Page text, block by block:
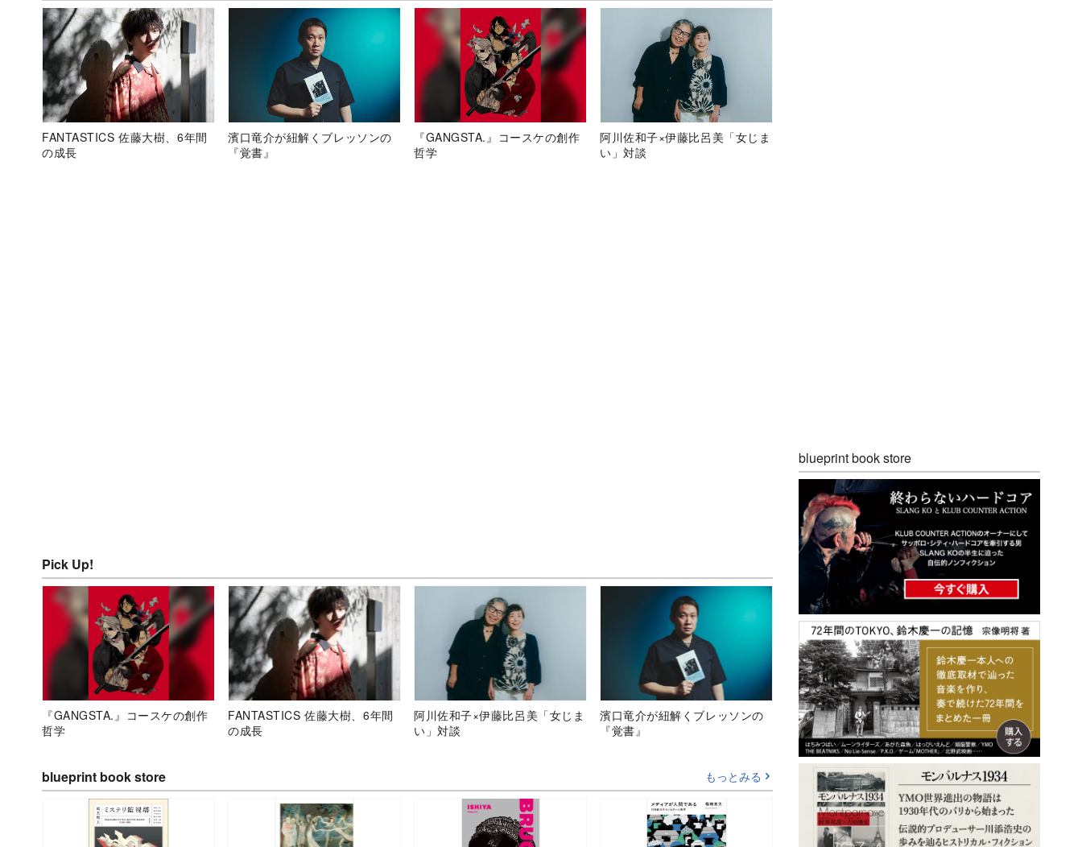
FANTASTICS 佐藤大樹、6年間
の成長
濱口竜介が紐解くブレッソンの
『覚書』
『GANGSTA.』コースケの創作
哲学
阿川佐和子×伊藤比呂美「女じま
い」対談
Pick Up!
『GANGSTA.』コースケの創作
哲学
FANTASTICS 佐藤大樹、6年間
の成長
阿川佐和子×伊藤比呂美「女じま
い」対談
濱口竜介が紐解くブレッソンの
『覚書』
blueprint book store もっとみる
blueprint book store